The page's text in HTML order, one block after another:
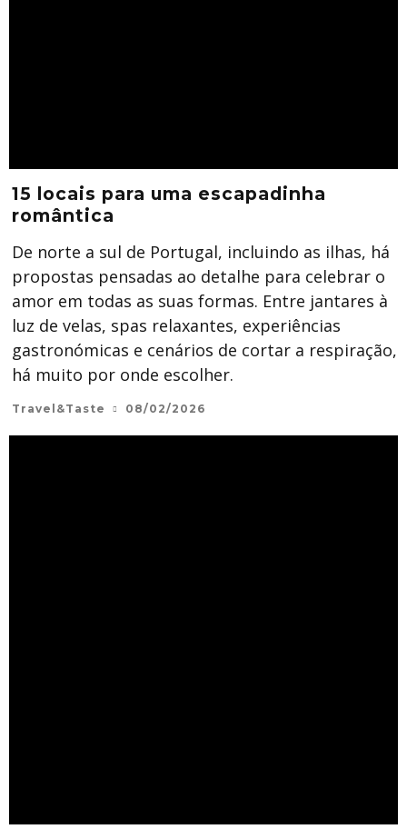
15 locais para uma escapadinha
romântica
De norte a sul de Portugal, incluindo as ilhas, há
propostas pensadas ao detalhe para celebrar o
amor em todas as suas formas. Entre jantares à
luz de velas, spas relaxantes, experiências
gastronómicas e cenários de cortar a respiração,
há muito por onde escolher.
Travel&Taste 08/02/2026